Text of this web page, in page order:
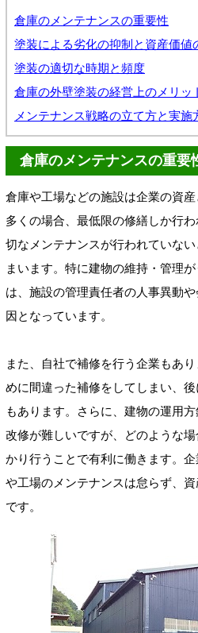
倉庫のメンテナンスの重要性
塗装による劣化の抑制と資産価値
塗装の適切な時期と頻度
倉庫の外壁塗装の経営上のメリッ
メンテナンス戦略の立て方と実施
倉庫のメンテナンスの重要
倉庫や工場などの施設は企業の資産
多くの場合、最低限の修繕しか行
切なメンテナンスが行われていな
まいます。特に建物の維持・管理
は、施設の管理責任者の人事異動
因となっています。
また、自社で補修を行う企業もあ
めに間違った補修をしてしまい、
もあります。さらに、建物の運用
改修が難しいですが、どのような
かり行うことで有利に働きます。
や工場のメンテナンスは怠らず、
です。